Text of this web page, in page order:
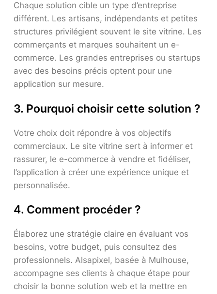
Chaque solution cible un type d’entreprise
différent. Les artisans, indépendants et petites
structures privilégient souvent le site vitrine. Les
commerçants et marques souhaitent un e-
commerce. Les grandes entreprises ou startups
avec des besoins précis optent pour une
application sur mesure.
3. Pourquoi choisir cette solution ?
Votre choix doit répondre à vos objectifs
commerciaux. Le site vitrine sert à informer et
rassurer, le e-commerce à vendre et fidéliser,
l’application à créer une expérience unique et
personnalisée.
4. Comment procéder ?
Élaborez une stratégie claire en évaluant vos
besoins, votre budget, puis consultez des
professionnels. Alsapixel, basée à Mulhouse,
accompagne ses clients à chaque étape pour
choisir la bonne solution web et la mettre en